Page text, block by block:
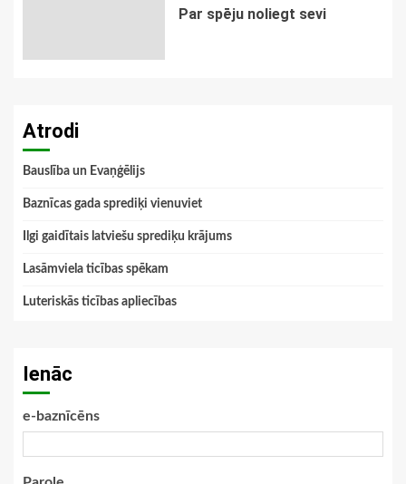
Par spēju noliegt sevi
Atrodi
Bauslība un Evaņģēlijs
Baznīcas gada sprediķi vienuviet
Ilgi gaidītais latviešu sprediķu krājums
Lasāmviela ticības spēkam
Luteriskās ticības apliecības
Ienāc
e-baznīcēns